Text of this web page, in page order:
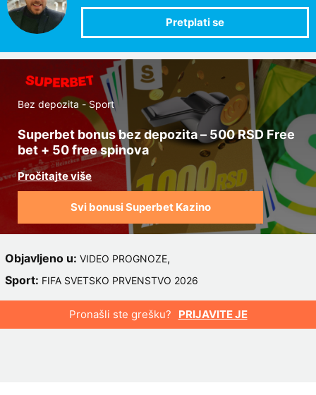
Bez depozita - Sport
Superbet bonus bez depozita – 500 RSD Free
bet + 50 free spinova
Svi bonusi Superbet Kazino
Objavljeno u: VIDEO PROGNOZE,
Sport: FIFA SVETSKO PRVENSTVO 2026
Pronašli ste grešku? PRIJAVITE JE